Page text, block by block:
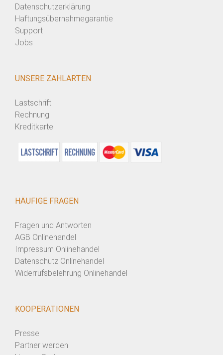
Datenschutzerklärung
Haftungsübernahmegarantie
Support
Jobs
UNSERE ZAHLARTEN
Lastschrift
Rechnung
Kreditkarte
HÄUFIGE FRAGEN
Fragen und Antworten
AGB Onlinehandel
Impressum Onlinehandel
Datenschutz Onlinehandel
Widerrufsbelehrung Onlinehandel
KOOPERATIONEN
Presse
Partner werden